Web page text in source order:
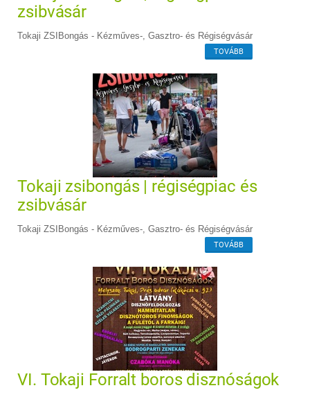
zsibvásár
Tokaji ZSIBongás - Kézműves-, Gasztro- és Régiségvásár
TOVÁBB
Tokaji zsibongás | régiségpiac és
zsibvásár
Tokaji ZSIBongás - Kézműves-, Gasztro- és Régiségvásár
TOVÁBB
VI. Tokaji Forralt boros disznóságok